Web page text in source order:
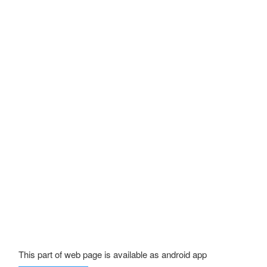
This part of web page is available as android app